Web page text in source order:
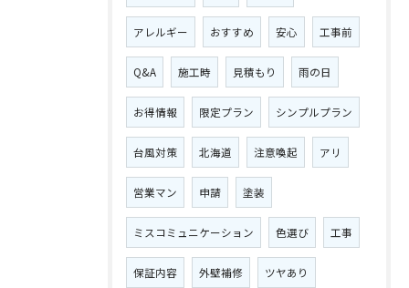
アレルギー おすすめ 安心 工事前
Q&A 施工時 見積もり 雨の日
お得情報 限定プラン シンプルプラン
台風対策 北海道 注意喚起 アリ
営業マン 申請 塗装
ミスコミュニケーション 色選び 工事
保証内容 外壁補修 ツヤあり